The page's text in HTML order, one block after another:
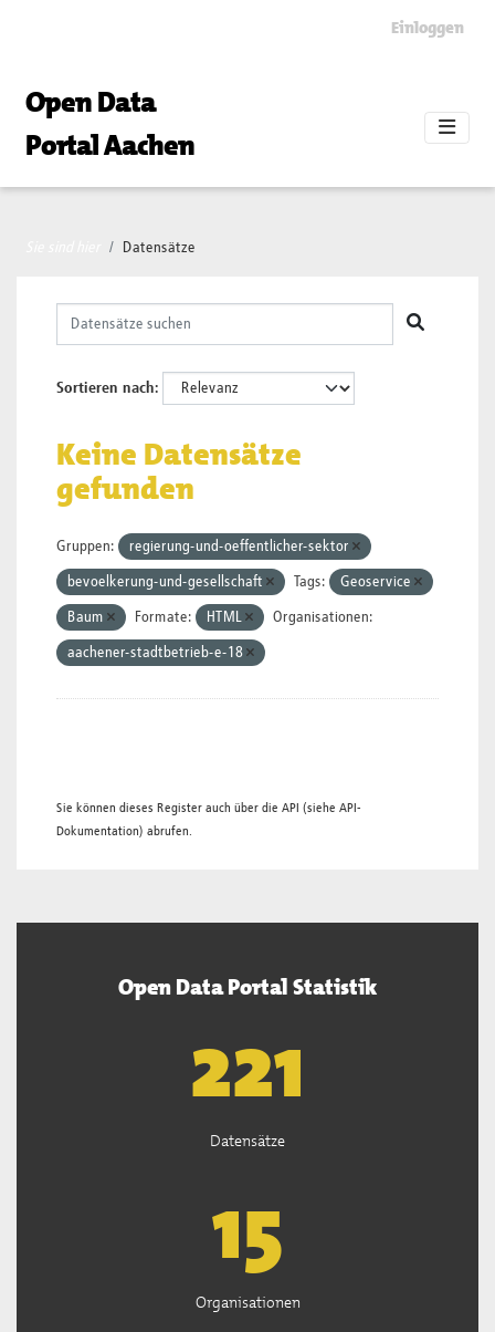
Einloggen
Open Data
Portal Aachen
Datensätze
Sortieren nach
Keine Datensätze
gefunden
Gruppen: regierung-und-oeffentlicher-sektor
bevoelkerung-und-gesellschaft Tags: Geoservice
Baum Formate: HTML Organisationen:
aachener-stadtbetrieb-e-18
Sie können dieses Register auch über die API (siehe API-
Dokumentation) abrufen.
Open Data Portal Statistik
222
Datensätze
15
Organisationen